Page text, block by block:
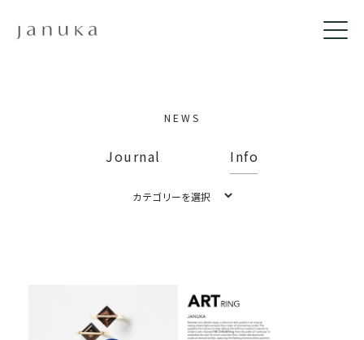
NEWS
Journal Info